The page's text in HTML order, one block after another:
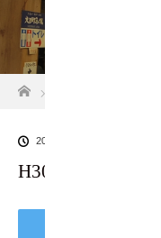
2018.10.14
H30秋の門前市